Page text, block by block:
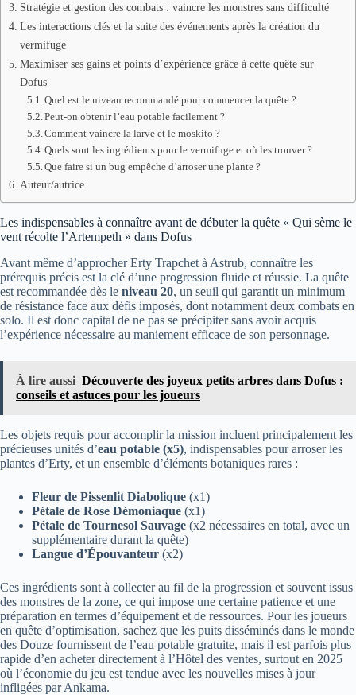
Stratégie et gestion des combats : vaincre les monstres sans difficulté
Les interactions clés et la suite des événements après la création du
vermifuge
Maximiser ses gains et points d’expérience grâce à cette quête sur
Dofus
Quel est le niveau recommandé pour commencer la quête ?
Peut-on obtenir l’eau potable facilement ?
Comment vaincre la larve et le moskito ?
Quels sont les ingrédients pour le vermifuge et où les trouver ?
Que faire si un bug empêche d’arroser une plante ?
Auteur/autrice
Les indispensables à connaître avant de débuter la quête « Qui sème le
vent récolte l’Artempeth » dans Dofus
Avant même d’approcher Erty Trapchet à Astrub, connaître les
prérequis précis est la clé d’une progression fluide et réussie. La quête
est recommandée dès le niveau 20, un seuil qui garantit un minimum
de résistance face aux défis imposés, dont notamment deux combats en
solo. Il est donc capital de ne pas se précipiter sans avoir acquis
l’expérience nécessaire au maniement efficace de son personnage.
À lire aussi Découverte des joyeux petits arbres dans Dofus :
conseils et astuces pour les joueurs
Les objets requis pour accomplir la mission incluent principalement les
précieuses unités d’eau potable (x5), indispensables pour arroser les
plantes d’Erty, et un ensemble d’éléments botaniques rares :
Fleur de Pissenlit Diabolique (x1)
Pétale de Rose Démoniaque (x1)
Pétale de Tournesol Sauvage (x2 nécessaires en total, avec un
supplémentaire durant la quête)
Langue d’Épouvanteur (x2)
Ces ingrédients sont à collecter au fil de la progression et souvent issus
des monstres de la zone, ce qui impose une certaine patience et une
préparation en termes d’équipement et de ressources. Pour les joueurs
en quête d’optimisation, sachez que les puits disséminés dans le monde
des Douze fournissent de l’eau potable gratuite, mais il est parfois plus
rapide d’en acheter directement à l’Hôtel des ventes, surtout en 2025
où l’économie du jeu est tendue avec les nouvelles mises à jour
infligées par Ankama.